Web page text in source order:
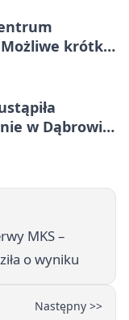
krótkie
w Dąbrowie
MKS –
o wyniku
Następny >>